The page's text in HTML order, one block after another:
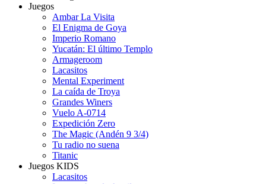
Juegos
Ambar La Visita
El Enigma de Goya
Imperio Romano
Yucatán: El último Templo
Armageroom
Lacasitos
Mental Experiment
La caída de Troya
Grandes Winers
Vuelo A-0714
Expedición Zero
The Magic (Andén 9 3/4)
Tu radio no suena
Titanic
Juegos KIDS
Lacasitos